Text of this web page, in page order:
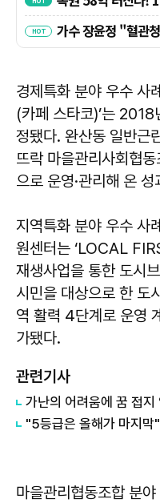
경제특화 분야 우수 사
(카페 스타코)’는
정됐다. 완산동 일반근
뜨락 마을관리사회협
으로 운영·관리해 온
지역특화 분야 우수 사
원센터는 ‘LOCAL
재생사업을 통한 도시
시민을 대상으로 한 도
역 활력 4단계로 운영
가됐다.
관련기사
마을관리협동조합 분